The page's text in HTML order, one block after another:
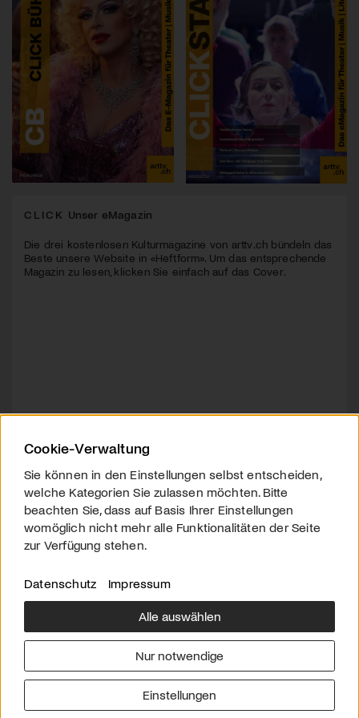
CLICK Unser eMagazin
Die drei kostenlosen Kulturmagazine von arttv.ch bündeln das
Beste unsere Website in «Heftform». Um das entsprechende
Magazin zu lesen, klicken Sie einfach auf das Cover.
Über uns
Downloads
Werben
Impressum
Cookie-Verwaltung
Sie können in den Einstellungen selbst entscheiden,
welche Kategorien Sie zulassen möchten. Bitte
beachten Sie, dass auf Basis Ihrer Einstellungen
womöglich nicht mehr alle Funktionalitäten der Seite
zur Verfügung stehen.
Datenschutz Impressum
Alle auswählen
Nur notwendige
Einstellungen